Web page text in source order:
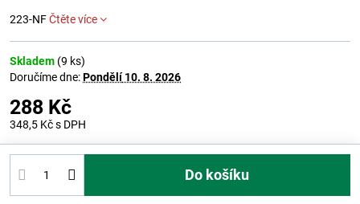
223-NFČtěte více
Skladem (9 ks)
Doručíme dne:Pondělí10. 8. 2026
288 Kč
348,5 Kčs DPH
Do košíku